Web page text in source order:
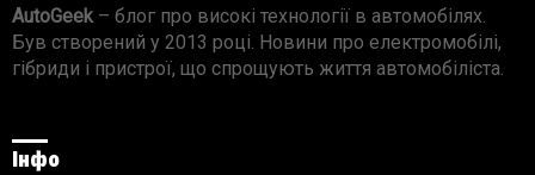
AutoGeek– блог про високі технології в автомобілях.
Був створений у 2013 році. Новини про електромобілі,
гібриди і пристрої, що спрощують життя автомобіліста.
Інфо